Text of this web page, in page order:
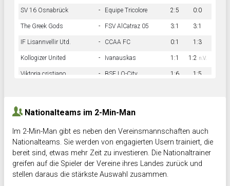
SV 16 Osnabrück - Equipe Tricolore 2:5 0:0
The Greek Gods - FSV AlCatraz 05 3:1 3:1
IF Lisannvellir Utd. - CCAA FC 0:1 1:3
Kollogizer United - Ivanauskas 1:1 1:2 n.V.
Viktoria cristiano - BSF LO-City 1:6 1:5
Nationalteams im 2-Min-Man
Im 2-Min-Man gibt es neben den Vereinsmannschaften auch
Nationalteams. Sie werden von engagierten Usern trainiert, die
bereit sind, etwas mehr Zeit zu investieren. Die Nationaltrainer
greifen auf die Spieler der Vereine ihres Landes zurück und
stellen daraus die stärkste Auswahl zusammen.